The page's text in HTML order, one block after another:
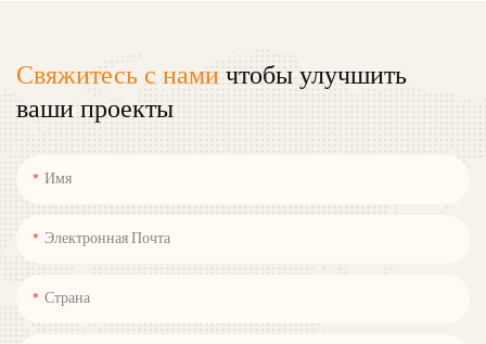
Свяжитесь с намичтобы улучшить
ваши проекты
Имя
Электронная Почта
Страна